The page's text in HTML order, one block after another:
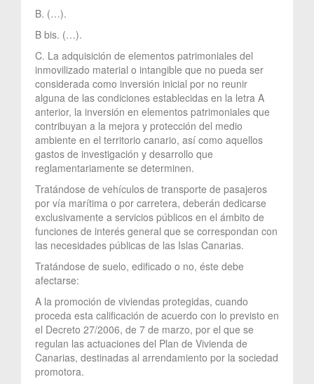
B. (…).
B bis. (…).
C. La adquisición de elementos patrimoniales del
inmovilizado material o intangible que no pueda ser
considerada como inversión inicial por no reunir
alguna de las condiciones establecidas en la letra A
anterior, la inversión en elementos patrimoniales que
contribuyan a la mejora y protección del medio
ambiente en el territorio canario, así como aquellos
gastos de investigación y desarrollo que
reglamentariamente se determinen.
Tratándose de vehículos de transporte de pasajeros
por vía marítima o por carretera, deberán dedicarse
exclusivamente a servicios públicos en el ámbito de
funciones de interés general que se correspondan con
las necesidades públicas de las Islas Canarias.
Tratándose de suelo, edificado o no, éste debe
afectarse:
A la promoción de viviendas protegidas, cuando
proceda esta calificación de acuerdo con lo previsto en
el Decreto 27/2006, de 7 de marzo, por el que se
regulan las actuaciones del Plan de Vivienda de
Canarias, destinadas al arrendamiento por la sociedad
promotora.